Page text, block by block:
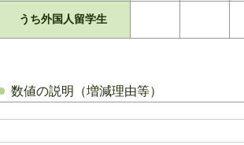
うち外国人留学生
数値の説明（増減理由等）